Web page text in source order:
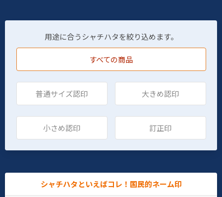
用途に合うシャチハタを絞り込めます。
すべての商品
普通サイズ認印 大きめ認印
小さめ認印 訂正印
シャチハタといえばコレ！国民的ネーム印